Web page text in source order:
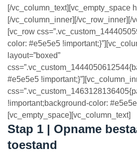
[/vc_column_text][vc_empty_space
[/vc_column_inner][/vc_row_inner][/
[vc_row
color: #e5e5e5
layout=”boxed”
#e5e5e5
!important;background-color:
[vc_empty_space][vc_column_text]
Stap 1 | Opname
toestand